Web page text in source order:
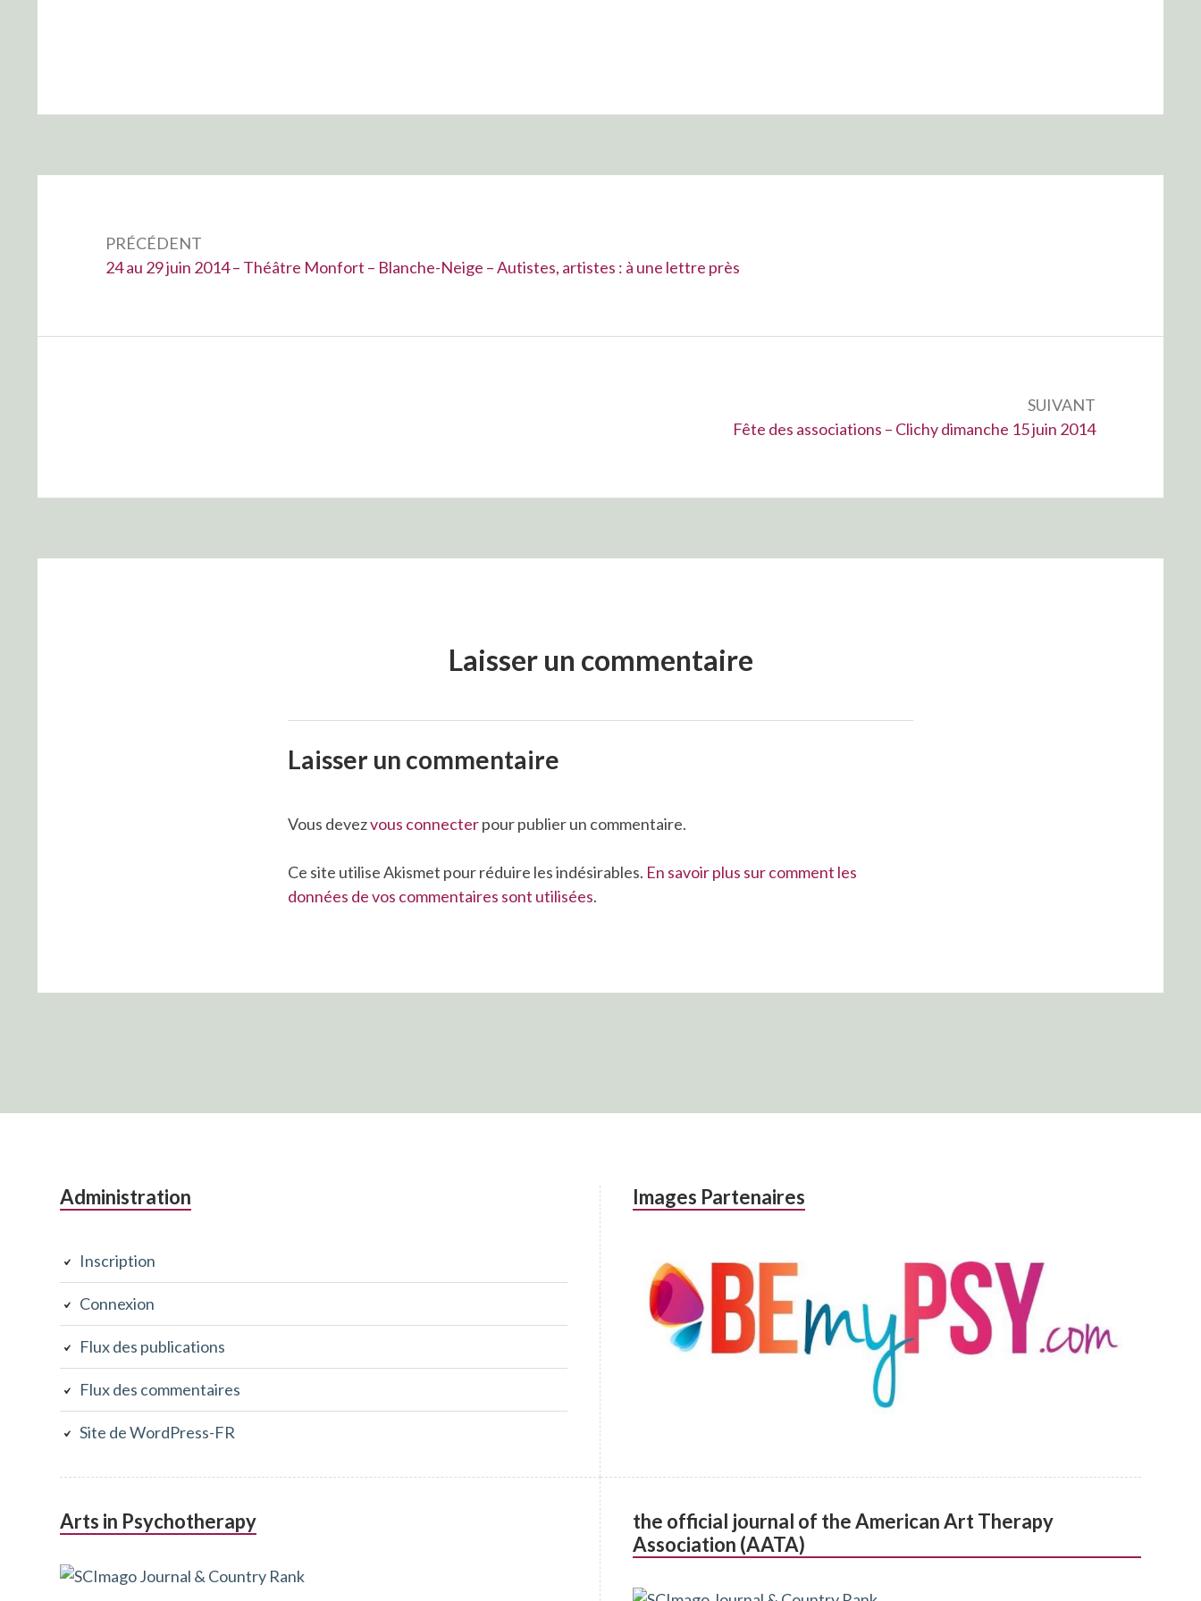
l’articlePRÉCÉDENT
Précédent :
24 au 29 juin 2014 – Théâtre Monfort – Blanche-Neige – Autistes, artistes : à une lettre près
SUIVANT
Suivant :
Fête des associations – Clichy dimanche 15 juin 2014
Laisser un commentaire
Laisser un commentaire
Vous devezvous connecterpour publier un commentaire.
Ce site utilise Akismet pour réduire les indésirables. En savoir plus sur comment les
données de vos commentaires sont utilisées.
Colonne
subsidiaire
Administration
Inscription
Connexion
Flux des publications
Flux des commentaires
Site de WordPress-FR
Images Partenaires
Arts in Psychotherapy
the official journal of the American Art Therapy
Association (AATA)